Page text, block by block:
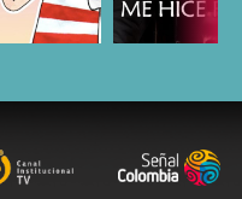
ESCUCHAR